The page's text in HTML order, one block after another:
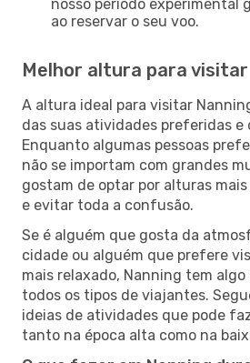
nosso período experimental
ao reservar o seu voo.
Melhor altura para visitar
A altura ideal para visitar
das suas atividades preferidas e
Enquanto algumas pessoas
não se importam com grandes
gostam de optar por alturas
e evitar toda a confusão.
Se é alguém que gosta da
cidade ou alguém que prefere
mais relaxado, Nanning tem
todos os tipos de viajantes.
ideias de atividades que pode
tanto na época alta como na